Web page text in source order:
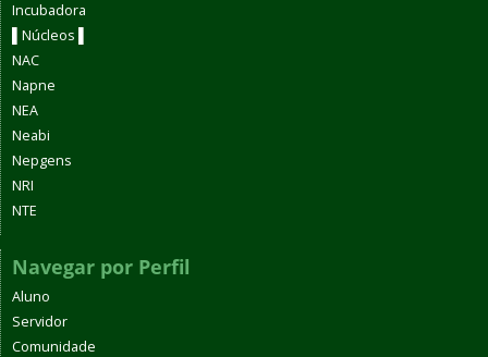
Incubadora
▌Núcleos ▌
NAC
Napne
NEA
Neabi
Nepgens
NRI
NTE
Navegar por Perfil
Aluno
Servidor
Comunidade